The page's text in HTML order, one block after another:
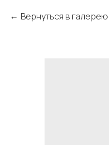
Вернуться в галерею